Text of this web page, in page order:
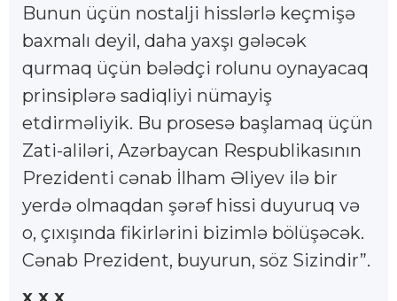
Bunun üçün nostalji hisslərlə keçmişə
baxmalı deyil, daha yaxşı gələcək
qurmaq üçün bələdçi rolunu oynayacaq
prinsiplərə sadiqliyi nümayiş
etdirməliyik. Bu prosesə başlamaq üçün
Zati-aliləri, Azərbaycan Respublikasının
Prezidenti cənab İlham Əliyev ilə bir
yerdə olmaqdan şərəf hissi duyuruq və
o, çıxışında fikirlərini bizimlə bölüşəcək.
Cənab Prezident, buyurun, söz Sizindir”.
x x x